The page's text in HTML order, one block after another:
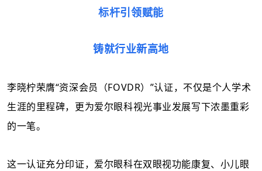
标杆引领赋能
铸就行业新高地
李晓柠荣膺“资深会员（FOVDR） ”认证，不仅是个人学术
生涯的里程碑，更为爱尔眼科视光事业发展写下浓墨重彩
的一笔。
这一认证充分印证，爱尔眼科在双眼视功能康复、小儿眼